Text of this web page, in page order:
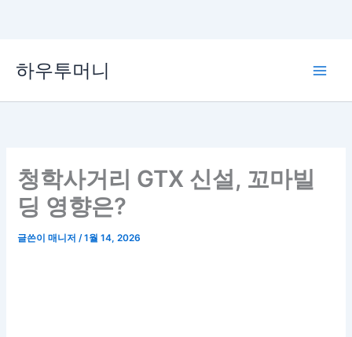
로
하우투머니
청학사거리 GTX 신설, 꼬마빌
딩 영향은?
글쓴이매니저/1월 14, 2026